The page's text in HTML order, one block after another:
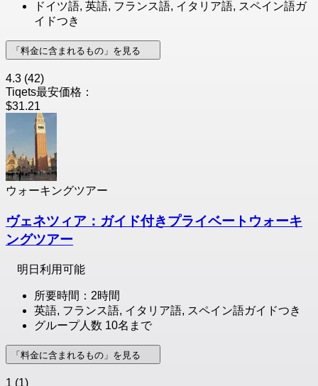
ドイツ語, 英語, フランス語, イタリア語, スペイン語ガ
イドつき
「料金に含まれるもの」を見る
4.3 (42)
Tiqets最安価格：
$31.21
ウォーキングツアー
ヴェネツィア：ガイド付きプライベートウォーキ
ングツアー
明日利用可能
所要時間：2時間
英語, フランス語, イタリア語, スペイン語ガイドつき
グループ人数 10名まで
「料金に含まれるもの」を見る
1 (1)